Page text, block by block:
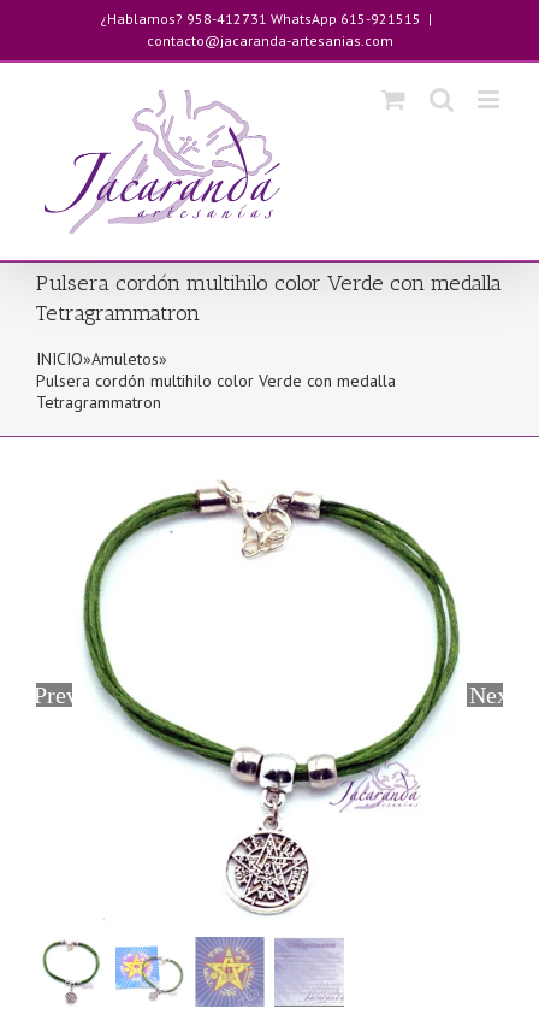
contenido
¿Hablamos? 958-412731 WhatsApp 615-921515 |
contacto@jacaranda-artesanias.com
Pulsera cordón multihilo color Verde con medalla
Tetragrammatron
INICIO»Amuletos»
Pulsera cordón multihilo color Verde con medalla
Tetragrammatron
Previous Next